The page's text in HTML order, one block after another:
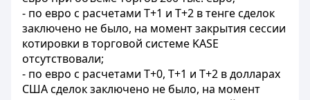
- по евро с расчетами T+1 и T+2 в тенге сделок
заключено не было, на момент закрытия сессии
котировки в торговой системе KASE
отсутствовали;
- по евро с расчетами Т+0, T+1 и Т+2 в долларах
США сделок заключено не было, на момент